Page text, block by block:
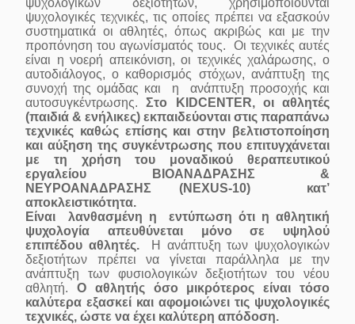
ψυχολογικών δεξιοτήτων, χρησιμοποιούνται
ψυχολογικές τεχνικές, τις οποίες πρέπει να εξασκούν
συστηματικά οι αθλητές, όπως ακριβώς και με την
προπόνηση του αγωνίσματός τους. Οι τεχνικές αυτές
είναι η νοερή απεικόνιση, οι τεχνικές χαλάρωσης, ο
αυτοδιάλογος, ο καθορισμός στόχων, ανάπτυξη της
συνοχή της ομάδας και η ανάπτυξη προσοχής και
αυτοσυγκέντρωσης.Στο KIDCENTER, οι αθλητές
(παιδιά & ενήλικες) εκπαιδεύονται στις παραπάνω
τεχνικές καθώς επίσης και στην βελτιστοποίηση
και αύξηση της συγκέντρωσης που επιτυγχάνεται
με τη χρήση του μοναδικού θεραπευτικού
εργαλείου ΒΙΟΑΝΑΔΡΑΣΗΣ &
ΝΕΥΡΟΑΝΑΔΡΑΣΗΣ (NEXUS-10) κατ’
αποκλειστικότητα.
Είναι λανθασμένη η εντύπωση ότι η αθλητική
ψυχολογία απευθύνεται μόνο σε υψηλού
επιπέδου αθλητές.Η ανάπτυξη των ψυχολογικών
δεξιοτήτων πρέπει να γίνεται παράλληλα με την
ανάπτυξη των φυσιολογικών δεξιοτήτων του νέου
αθλητή. Ο αθλητής όσο μικρότερος είναι τόσο
καλύτερα εξασκεί και αφομοιώνει τις ψυχολογικές
τεχνικές, ώστε να έχει καλύτερη απόδοση.